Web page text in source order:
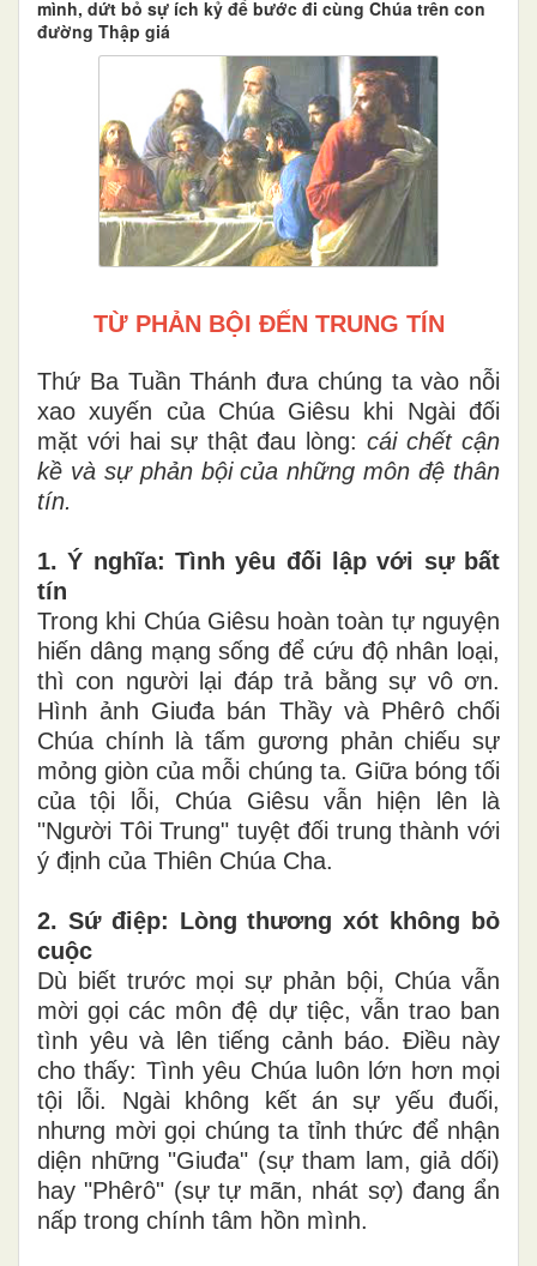
mình, dứt bỏ sự ích kỷ để bước đi cùng Chúa trên con
đường Thập giá
TỪ PHẢN BỘI ĐẾN TRUNG TÍN
Thứ Ba Tuần Thánh đưa chúng ta vào nỗi
xao xuyến của Chúa Giêsu khi Ngài đối
mặt với hai sự thật đau lòng:cái chết cận
kề và sự phản bội của những môn đệ thân
tín.
1. Ý nghĩa: Tình yêu đối lập với sự bất
tín
Trong khi Chúa Giêsu hoàn toàn tự nguyện
hiến dâng mạng sống để cứu độ nhân loại,
thì con người lại đáp trả bằng sự vô ơn.
Hình ảnh Giuđa bán Thầy và Phêrô chối
Chúa chính là tấm gương phản chiếu sự
mỏng giòn của mỗi chúng ta. Giữa bóng tối
của tội lỗi, Chúa Giêsu vẫn hiện lên là
"Người Tôi Trung" tuyệt đối trung thành với
ý định của Thiên Chúa Cha.
2. Sứ điệp: Lòng thương xót không bỏ
cuộc
Dù biết trước mọi sự phản bội, Chúa vẫn
mời gọi các môn đệ dự tiệc, vẫn trao ban
tình yêu và lên tiếng cảnh báo. Điều này
cho thấy: Tình yêu Chúa luôn lớn hơn mọi
tội lỗi. Ngài không kết án sự yếu đuối,
nhưng mời gọi chúng ta tỉnh thức để nhận
diện những "Giuđa" (sự tham lam, giả dối)
hay "Phêrô" (sự tự mãn, nhát sợ) đang ẩn
nấp trong chính tâm hồn mình.